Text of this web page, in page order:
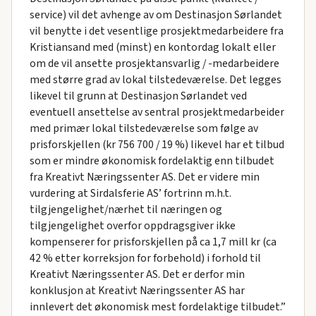
service) vil det avhenge av om Destinasjon Sørlandet
vil benytte i det vesentlige prosjektmedarbeidere fra
Kristiansand med (minst) en kontordag lokalt eller
om de vil ansette prosjektansvarlig / -medarbeidere
med større grad av lokal tilstedeværelse. Det legges
likevel til grunn at Destinasjon Sørlandet ved
eventuell ansettelse av sentral prosjektmedarbeider
med primær lokal tilstedeværelse som følge av
prisforskjellen (kr 756 700 / 19 %) likevel har et tilbud
som er mindre økonomisk fordelaktig enn tilbudet
fra Kreativt Næringssenter AS. Det er videre min
vurdering at Sirdalsferie AS’ fortrinn m.h.t.
tilgjengelighet/nærhet til næringen og
tilgjengelighet overfor oppdragsgiver ikke
kompenserer for prisforskjellen på ca 1,7 mill kr (ca
42 % etter korreksjon for forbehold) i forhold til
Kreativt Næringssenter AS. Det er derfor min
konklusjon at Kreativt Næringssenter AS har
innlevert det økonomisk mest fordelaktige tilbudet.”